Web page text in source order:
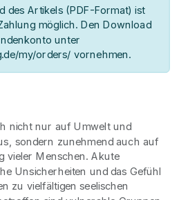
des Artikels (PDF-Format) ist
möglich. Den Download
unter
my/orders/ vornehmen.
nicht nur auf Umwelt und
sondern zunehmend auch auf
vieler Menschen. Akute
Unsicherheiten und das Gefühl
zu vielfältigen seelischen